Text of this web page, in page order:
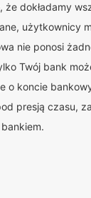
że dokładamy
użytkownicy
nie ponosi
Twój bank
o koncie
presją czasu,